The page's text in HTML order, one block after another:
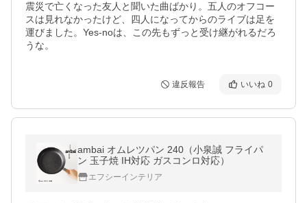
震災で亡くなった友人と聞いた曲ばかり。五人のオフコー
スは見れなかったけど、四人になってからのライブは足を
運びました。Yes-noは、この先もずっと受け継がれるだろ
うな。
違反報告 いいね 0
ambai オムレツパン 240（小泉誠 フライパ
ン 玉子焼 IH対応 ガスコンロ対応）
エフシーインテリア